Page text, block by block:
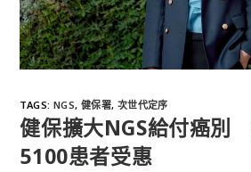
TAGS: NGS, 健保署, 次世代定序
健保擴大NGS給付癌別
5100患者受惠